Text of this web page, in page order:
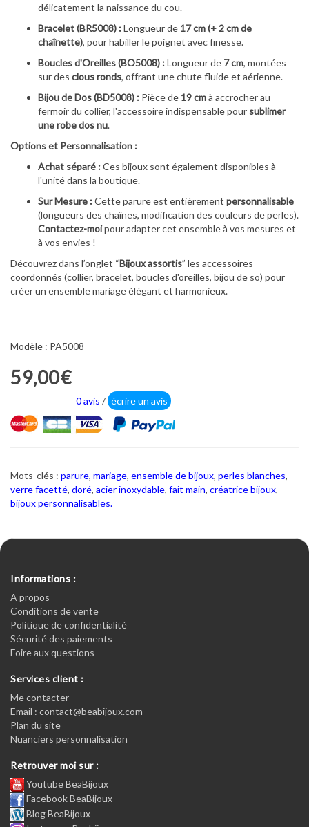
délicatement la naissance du cou.
Bracelet (BR5008) :Longueur de 17 cm (+ 2 cm de
chaînette), pour habiller le poignet avec finesse.
Boucles d'Oreilles (BO5008) :Longueur de 7 cm, montées
sur des clous ronds, offrant une chute fluide et aérienne.
Bijou de Dos (BD5008) : Pièce de 19 cmà accrocher au
fermoir du collier, l'accessoire indispensable pour sublimer
une robe dos nu.
Options et Personnalisation :
Achat séparé :Ces bijoux sont également disponibles à
l'unité dans la boutique.
Sur Mesure :Cette parure est entièrement personnalisable
(longueurs des chaînes, modification des couleurs de perles).
Contactez-moipour adapter cet ensemble à vos mesures et
à vos envies !
Découvrez dans l’onglet “Bijoux assortis” les accessoires
coordonnés (collier, bracelet, boucles d'oreilles, bijou de so) pour
créer un ensemble mariage élégant et harmonieux.
Modèle : PA5008
59,00€
0 avis / écrire un avis
Mots-clés : parure, mariage, ensemble de bijoux, perles blanches,
verre facetté, doré, acier inoxydable, fait main, créatrice bijoux,
bijoux personnalisables.
Informations :
A propos
Conditions de vente
Politique de confidentialité
Sécurité des paiements
Foire aux questions
Services client :
Me contacter
Email : contact@beabijoux.com
Plan du site
Nuanciers personnalisation
Retrouver moi sur :
Youtube BeaBijoux
Facebook BeaBijoux
Blog BeaBijoux